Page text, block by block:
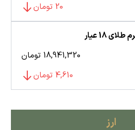
20 تومان
طلای 18 عیار
18,941,320 تومان
4,610 تومان
ارز